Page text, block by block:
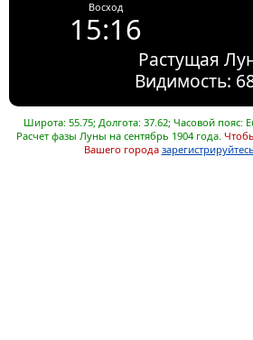
Восход
15:16
Растущая
Видимость:
Широта: 55.75; Долгота: 37.62; Часовой пояс:
Расчет фазы Луны на сентябрь 1904 года.
Вашего города зарегистрируйтесь